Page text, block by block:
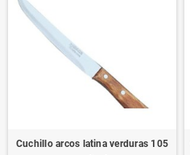
Cuchillo arcos latina verduras 105